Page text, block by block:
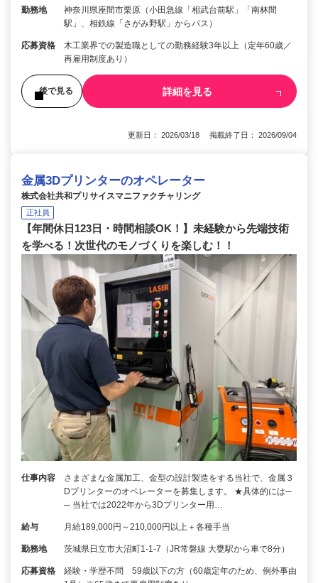
勤務地
神奈川県座間市栗原（小田急線「相武台前駅」「南林間
駅」、相鉄線「さがみ野駅」からバス）
応募資格
木工業界での製造職としての勤務経験3年以上（定年60歳／
再雇用制度あり）
後で見る 詳細を見る
更新日： 2026/03/18 掲載終了日： 2026/09/04
金属3Dプリンターのオペレーター
株式会社共和プリサイスマニファクチャリング
正社員
【年間休日123日・時間相談OK！】未経験から先端技術
を学べる！次世代のモノづくりを楽しむ！！
仕事内容
さまざまな金属加工、金型の設計製造をする当社で、金属３
Dプリンターのオペレーターを募集します。 ★具体的には─
─ 当社では2022年から3Dプリンター用…
給与 月給189,000円～210,000円以上＋各種手当
勤務地 茨城県日立市大沼町1-1-7（JR常磐線 大甕駅から車で8分）
応募資格
経験・学歴不問 59歳以下の方（60歳定年のため、例外事由